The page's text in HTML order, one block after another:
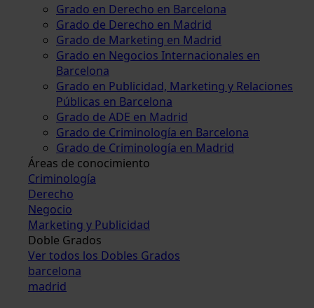
Grado en Derecho en Barcelona
Grado de Derecho en Madrid
Grado de Marketing en Madrid
Grado en Negocios Internacionales en
Barcelona
Grado en Publicidad, Marketing y Relaciones
Públicas en Barcelona
Grado de ADE en Madrid
Grado de Criminología en Barcelona
Grado de Criminología en Madrid
Áreas de conocimiento
Criminología
Derecho
Negocio
Marketing y Publicidad
Doble Grados
Ver todos los Dobles Grados
barcelona
madrid